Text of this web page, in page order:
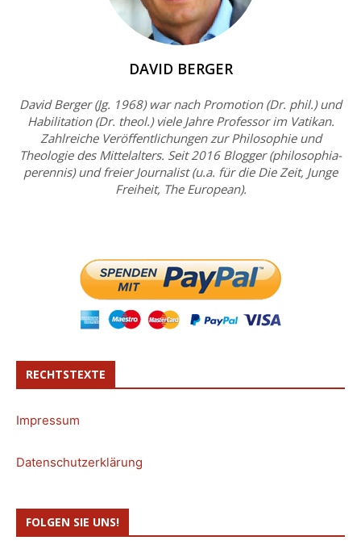
DAVID BERGER
David Berger (Jg. 1968) war nach Promotion (Dr. phil.) und
Habilitation (Dr. theol.) viele Jahre Professor im Vatikan.
Zahlreiche Veröffentlichungen zur Philosophie und
Theologie des Mittelalters. Seit 2016 Blogger (philosophia-
perennis) und freier Journalist (u.a. für die Die Zeit, Junge
Freiheit, The European).
RECHTSTEXTE
Impressum
Datenschutzerklärung
FOLGEN SIE UNS!